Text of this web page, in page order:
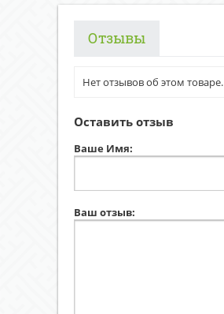
Отзывы
Нет отзывов об этом товаре.
Оставить отзыв
Ваше Имя:
Ваш отзыв: